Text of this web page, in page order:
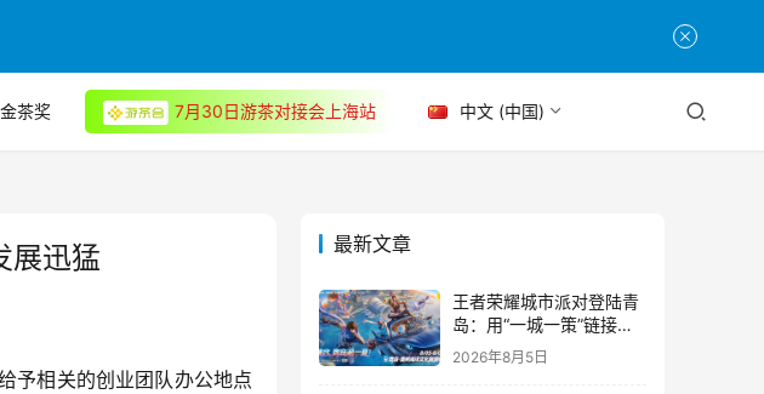
茶奖 7月30日游茶对接会上海站 中文 (中国)
展迅猛
予相关的创业团队办公地点
最新文章
王者荣耀城市派对登陆青
岛：用“一城一策”链接海
洋场景，以双向奔赴带动
夏日文旅
2026年8月5日